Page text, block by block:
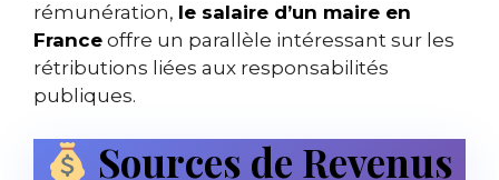
rémunération, le salaire d’un maire en
France offre un parallèle intéressant sur les
rétributions liées aux responsabilités
publiques.
Sources de Revenus